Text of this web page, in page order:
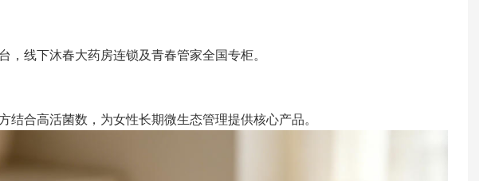
，线下沐春大药房连锁及青春管家全国专柜。
结合高活菌数，为女性长期微生态管理提供核心产品。